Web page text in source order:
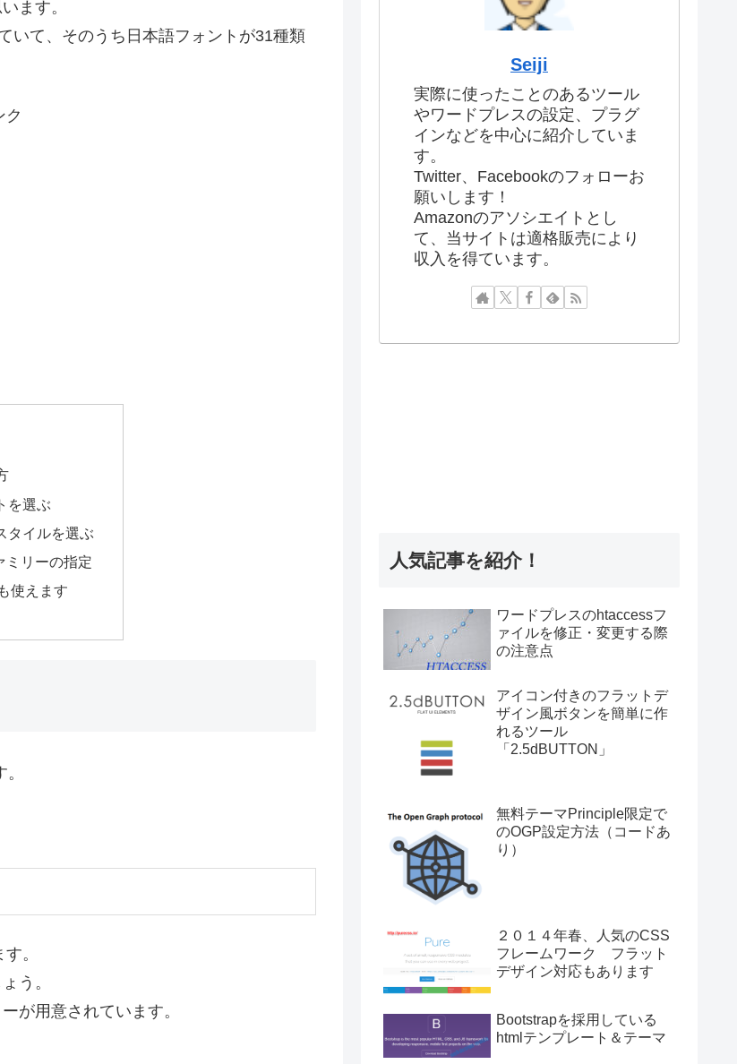
ます。
いて、そのうち日本語フォントが31種類
ク
を選ぶ
タイルを選ぶ
ミリーの指定
使えます
。
う。
が用意されています。
Seiji
実際に使ったことのあるツール
やワードプレスの設定、プラグ
インなどを中心に紹介していま
す。
Twitter、Facebookのフォローお
願いします！
Amazonのアソシエイトとし
て、当サイトは適格販売により
収入を得ています。
人気記事を紹介！
ワードプレスのhtaccessフ
ァイルを修正・変更する際
の注意点
アイコン付きのフラットデ
ザイン風ボタンを簡単に作
れるツール
「2.5dBUTTON」
無料テーマPrinciple限定で
のOGP設定方法（コードあ
り）
２０１４年春、人気のCSS
フレームワーク フラット
デザイン対応もあります
Bootstrapを採用している
htmlテンプレート＆テーマ